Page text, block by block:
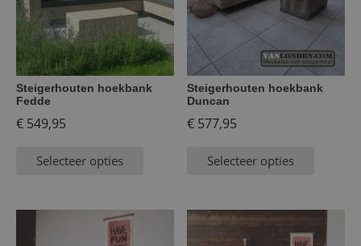
Steigerhouten hoekbank
Fedde
€ 549,95
Selecteer opties
Steigerhouten hoekbank
Duncan
€ 577,95
Selecteer opties